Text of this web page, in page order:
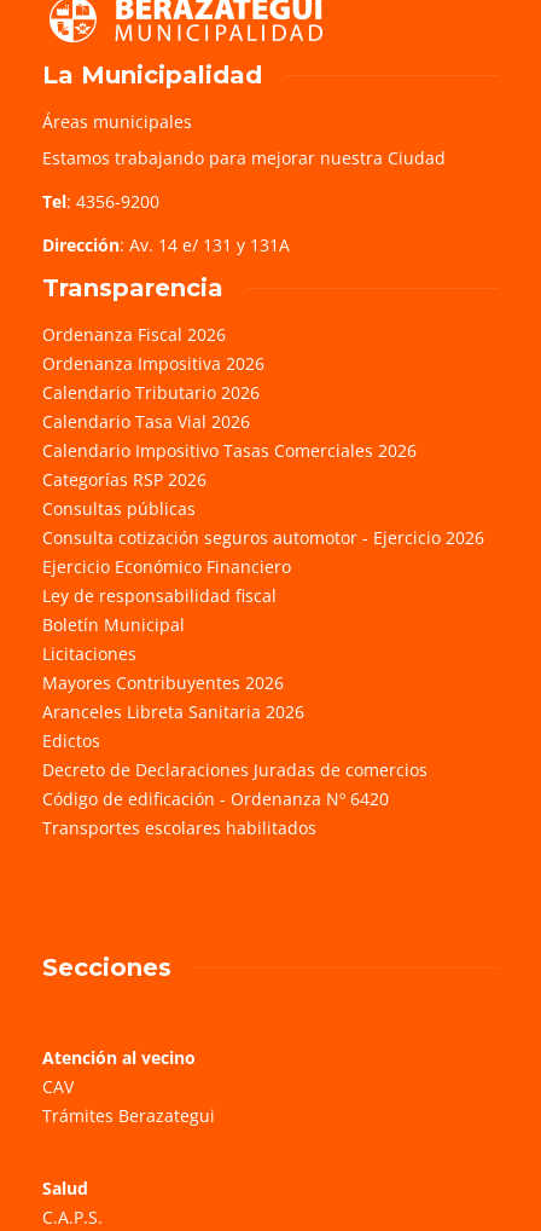
La Municipalidad
Áreas municipales
Estamos trabajando para mejorar nuestra Ciudad
Tel: 4356-9200
Dirección: Av. 14 e/ 131 y 131A
Transparencia
Ordenanza Fiscal 2026
Ordenanza Impositiva 2026
Calendario Tributario 2026
Calendario Tasa Vial 2026
Calendario Impositivo Tasas Comerciales 2026
Categorías RSP 2026
Consultas públicas
Consulta cotización seguros automotor - Ejercicio 2026
Ejercicio Económico Financiero
Ley de responsabilidad fiscal
Boletín Municipal
Licitaciones
Mayores Contribuyentes 2026
Aranceles Libreta Sanitaria 2026
Edictos
Decreto de Declaraciones Juradas de comercios
Código de edificación - Ordenanza Nº 6420
Transportes escolares habilitados
Secciones
Atención al vecino
CAV
Trámites Berazategui
Salud
C.A.P.S.